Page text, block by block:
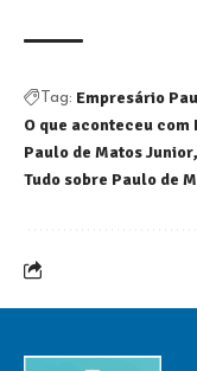
Tag: Empresário
O que aconteceu
Paulo de Matos Junior
Tudo sobre Paulo de